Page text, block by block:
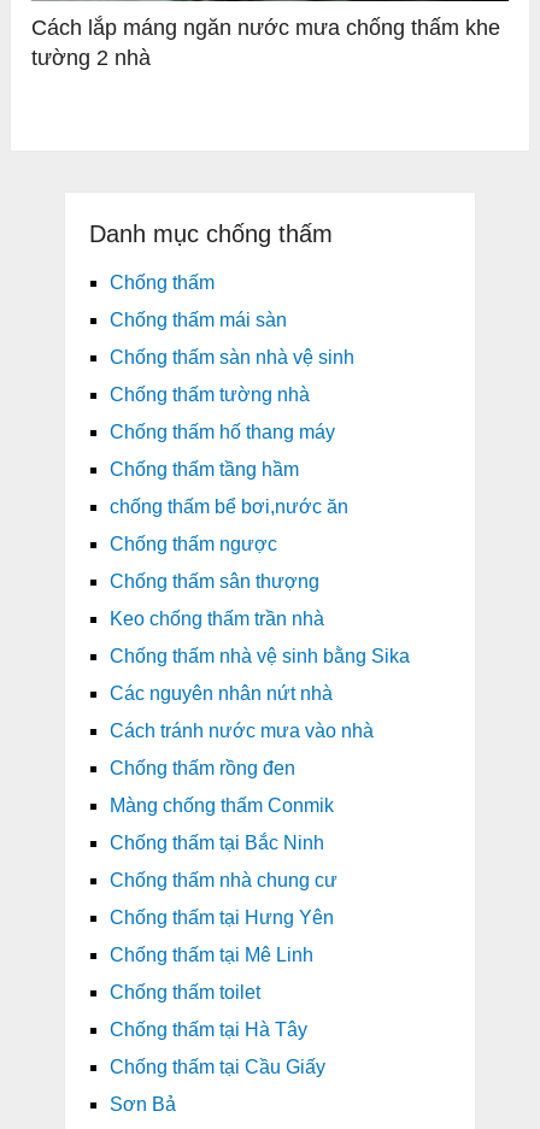
Cách lắp máng ngăn nước mưa chống thấm khe
tường 2 nhà
Danh mục chống thấm
Chống thấm
Chống thấm mái sàn
Chống thấm sàn nhà vệ sinh
Chống thấm tường nhà
Chống thấm hố thang máy
Chống thấm tầng hầm
chống thấm bể bơi,nước ăn
Chống thấm ngược
Chống thấm sân thượng
Keo chống thấm trần nhà
Chống thấm nhà vệ sinh bằng Sika
Các nguyên nhân nứt nhà
Cách tránh nước mưa vào nhà
Chống thấm rồng đen
Màng chống thấm Conmik
Chống thấm tại Bắc Ninh
Chống thấm nhà chung cư
Chống thấm tại Hưng Yên
Chống thấm tại Mê Linh
Chống thấm toilet
Chống thấm tại Hà Tây
Chống thấm tại Cầu Giấy
Sơn Bả